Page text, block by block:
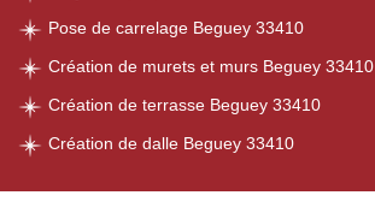
Pose de carrelage Beguey 33410
Création de murets et murs Beguey 33410
Création de terrasse Beguey 33410
Création de dalle Beguey 33410